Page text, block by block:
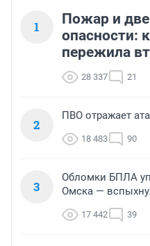
1
Пожар и
опасности:
пережила
28 337 21
2
ПВО отражает
18 483 90
3
Обломки БПЛА
Омска —
17 442 39